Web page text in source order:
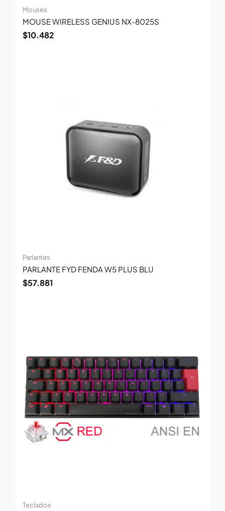
Mouses
MOUSE WIRELESS GENIUS NX-8025S
$10.482
Parlantes
PARLANTE FYD FENDA W5 PLUS BLU
$57.881
Teclados